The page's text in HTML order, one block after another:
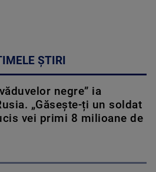
ȘTIRI
negre” ia
„Găsește-ți un soldat
vei primi 8 milioane de